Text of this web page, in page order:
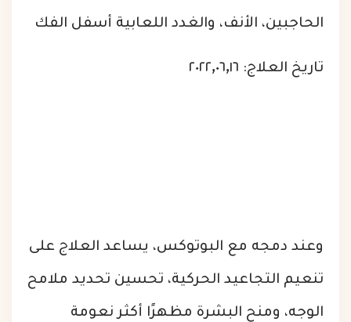
الحاجبين، الأنف، والغدد اللعابية أسفل الفك
تاريخ العلاج: ٢٠٢٢٫٠٦٫١٦
وعند دمجه مع البوتوكس، يساعد العلاج على
تنعيم التجاعيد الحركية، تحسين تحديد ملامح
الوجه، ومنح البشرة مظهرًا أكثر نعومة